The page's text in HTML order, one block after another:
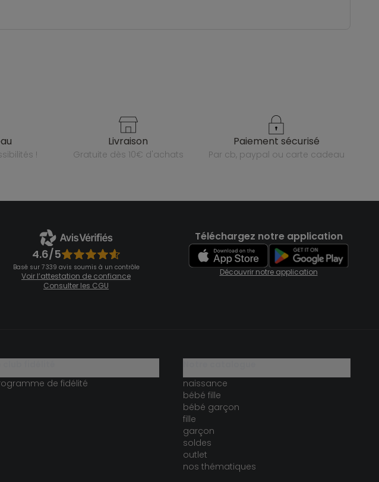
!
livraison
gratuite dès 10€ d'achats
paiement sécurisé
par cb, paypal ou carte cadeau
4.6/5
Basé sur 7 339 avis soumis à un contrôle
Voir l’attestation de confiance
Consulter les CGU
Téléchargez notre application
Découvrir notre application
de fidélité
naissance
bébé fille
bébé garçon
fille
garçon
soldes
outlet
nos thématiques